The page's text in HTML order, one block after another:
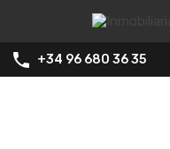
+34 96 680 36 35